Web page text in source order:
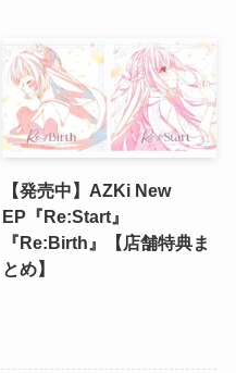
【発売中】AZKi New
EP『Re:Start』
『Re:Birth』【店舗特典ま
とめ】